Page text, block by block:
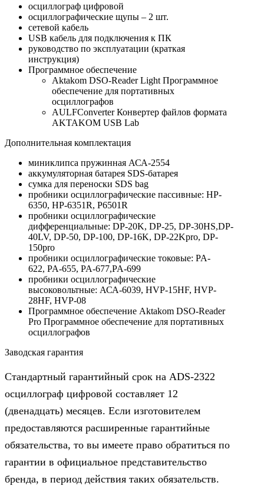
осциллограф цифровой
осциллографические щупы – 2 шт.
сетевой кабель
USB кабель для подключения к ПК
руководство по эксплуатации (краткая
инструкция)
Программное обеспечение
Aktakom DSO-Reader Light Программное
обеспечение для портативных
осциллографов
AULFConverter Конвертер файлов формата
AKTAKOM USB Lab
Дополнительная комплектация
миниклипса пружинная АСА-2554
аккумуляторная батарея SDS-батарея
сумка для переноски SDS bag
пробники осциллографические пассивные: HP-
6350, HP-6351R, P6501R
пробники осциллографические
дифференциальные: DP-20K, DP-25, DP-30HS,DP-
40LV, DP-50, DP-100, DP-16K, DP-22Kpro, DP-
150pro
пробники осциллографические токовые: PA-
622, PA-655, PA-677,PA-699
пробники осциллографические
высоковольтные: АСА-6039, HVP-15HF, HVP-
28HF, HVP-08
Программное обеспечение Aktakom DSO-Reader
Pro Программное обеспечение для портативных
осциллографов
Заводская гарантия
Стандартный гарантийный срок на ADS-2322
осциллограф цифровой составляет 12
(двенадцать) месяцев. Если изготовителем
предоставляются расширенные гарантийные
обязательства, то вы имеете право обратиться по
гарантии в официальное представительство
бренда, в период действия таких обязательств.